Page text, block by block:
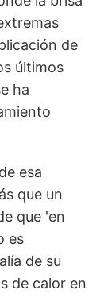
de
últimos
ha
esa
que un
que 'en
es
de su
de calor en